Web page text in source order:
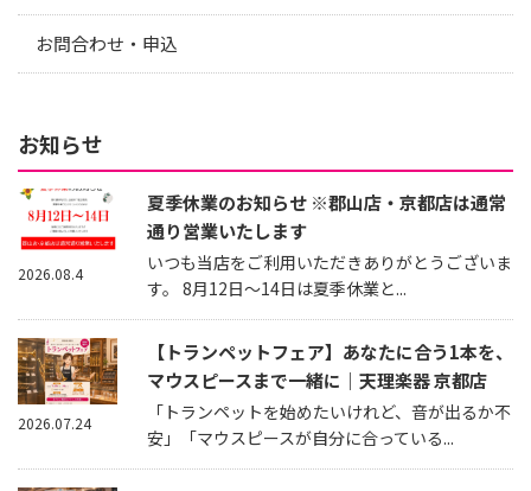
お問合わせ・申込
お知らせ
夏季休業のお知らせ ※郡山店・京都店は通常
通り営業いたします
いつも当店をご利用いただきありがとうございま
す。 8月12日～14日は夏季休業と...
2026.08.4
【トランペットフェア】あなたに合う1本を、
マウスピースまで一緒に｜天理楽器 京都店
「トランペットを始めたいけれど、音が出るか不
安」「マウスピースが自分に合っている...
2026.07.24